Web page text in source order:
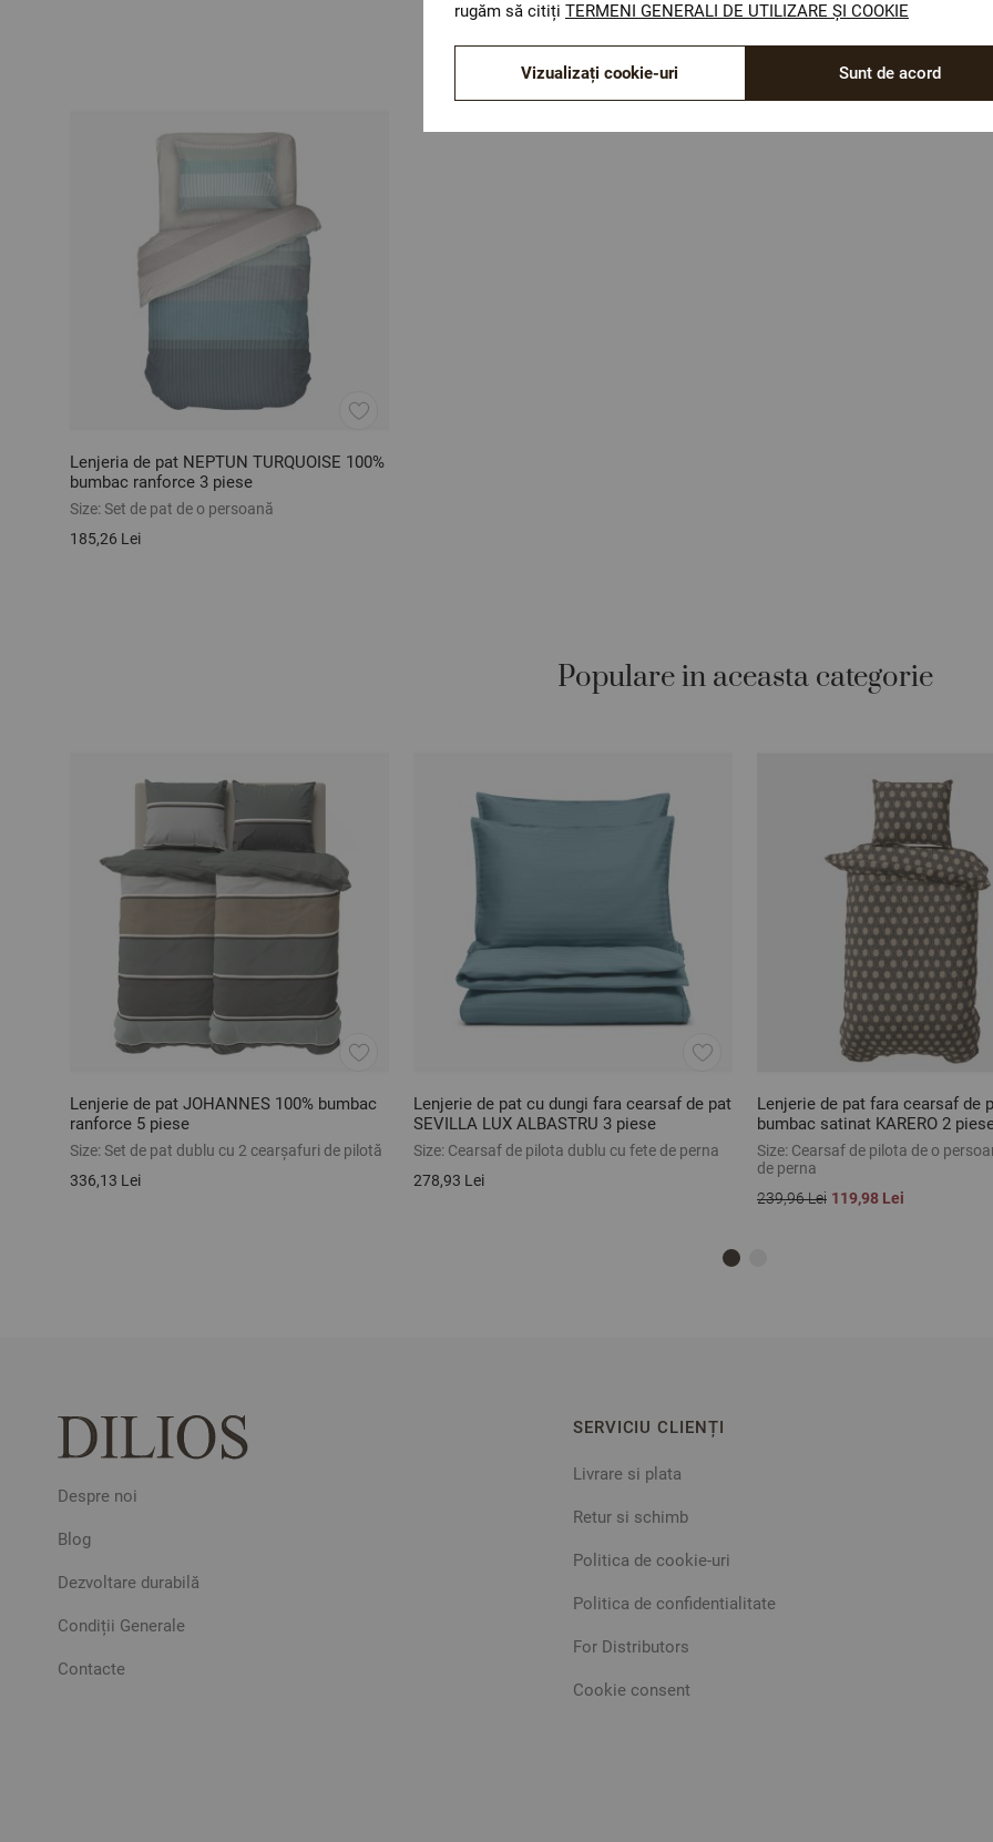
Lenjeria de pat NEPTUN TURQUOISE 100%
bumbac ranforce 3 piese
Size:Set de pat de o persoană
185,26 Lei
Populare in aceasta categorie
Lenjerie de pat JOHANNES 100% bumbac
ranforce 5 piese
Size:Set de pat dublu cu 2 cearșafuri de pilotă
336,13 Lei
Lenjerie de pat cu dungi fara cearsaf de pat
SEVILLA LUX ALBASTRU 3 piese
Size: Cearsaf de pilota dublu cu fete de perna
278,93 Lei
Lenjerie de pat fara cearsaf de
bumbac satinat KARERO 2
Size: Cearsaf de pilota de o
de perna
239,96 Lei 119,98 Lei
Despre noi
Blog
Dezvoltare durabilă
Condiții Generale
Contacte
SERVICIU CLIENȚI
Livrare si plata
Retur si schimb
Politica de cookie-uri
Politica de confidentialitate
For Distributors
Cookie consent
rugăm să citiți TERMENI GENERALI DE UTILIZARE ȘI COOKIE
Sunt de acord
Vizualizați cookie-uri